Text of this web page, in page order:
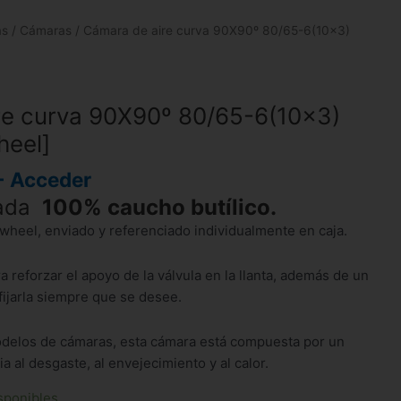
/ Cámaras / Cámara de aire curva 90X90º 80/65-6(10×3)
curva 90X90º 80/65-6(10×3)
Acceder
100% caucho butílico.
enviado y referenciado individualmente en caja.
reforzar el apoyo de la válvula en la llanta, además de un
siempre que se desee.
de cámaras, esta cámara está compuesta por un
al desgaste, al envejecimiento y al calor.